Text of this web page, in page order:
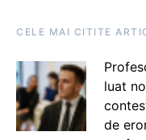
CELE MAI CITITE
luat
de